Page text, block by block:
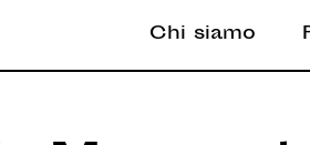
Chi siamo